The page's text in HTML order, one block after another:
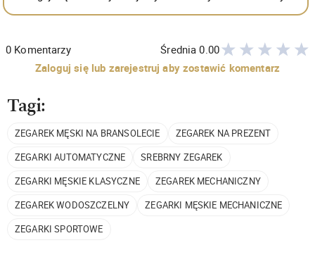
0 Komentarzy Średnia0.00
Zaloguj się lub zarejestruj aby zostawić komentarz
Tagi:
ZEGAREK MĘSKI NA BRANSOLECIE
ZEGAREK NA PREZENT
ZEGARKI AUTOMATYCZNE
SREBRNY ZEGAREK
ZEGARKI MĘSKIE KLASYCZNE
ZEGAREK MECHANICZNY
ZEGAREK WODOSZCZELNY
ZEGARKI MĘSKIE MECHANICZNE
ZEGARKI SPORTOWE